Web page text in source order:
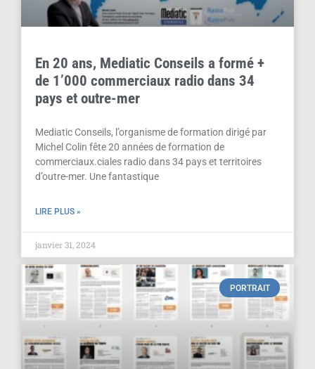
En 20 ans, Mediatic Conseils a formé +
de 1’000 commerciaux radio dans 34
pays et outre-mer
Mediatic Conseils, l’organisme de formation dirigé par
Michel Colin fête 20 années de formation de
commerciaux.ciales radio dans 34 pays et territoires
d’outre-mer. Une fantastique
LIRE PLUS »
janvier 31, 2024
PORTRAIT